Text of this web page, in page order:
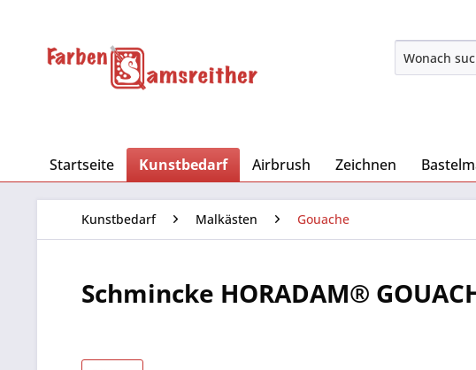
Startseite Kunstbedarf Airbrush Zeichnen
Kunstbedarf Malkästen Gouache
Schmincke HORADAM®